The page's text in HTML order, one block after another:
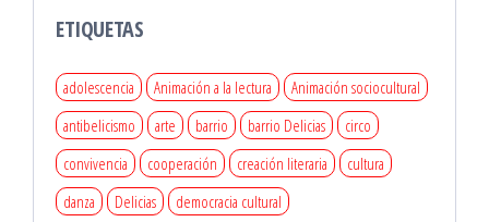
ETIQUETAS
adolescencia Animación a la lectura
Animación sociocultural
antibelicismo
arte barrio barrio Delicias
circo
convivencia
cooperación creación literaria
cultura
danza
Delicias
democracia cultural